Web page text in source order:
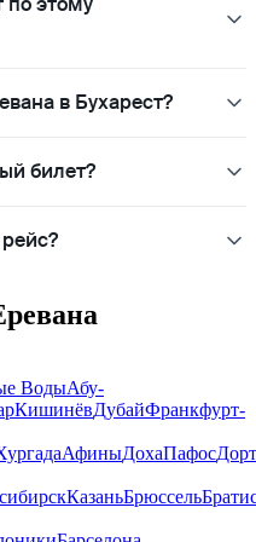
в Бухарест?
билет?
ВодыАбу-
КишинёвДубайФранкфурт-
АфиныДохаПафос
КазаньБрюссель